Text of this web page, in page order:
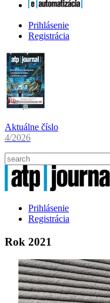
Prihlásenie
Registrácia
Aktuálne číslo
4/2026
Prihlásenie
Registrácia
Rok 2021